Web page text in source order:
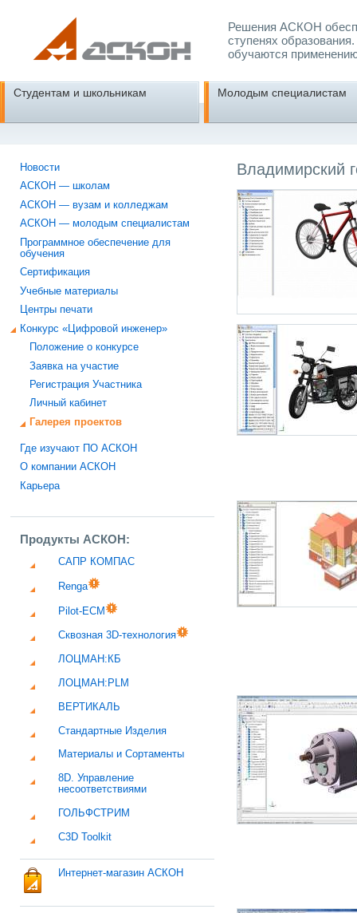
Решения АСКОН
ступенях
обучаются
Студентам и школьникам Молодым специалистам
Новости
АСКОН — школам
АСКОН — вузам и колледжам
АСКОН — молодым специалистам
Программное обеспечение для
обучения
Сертификация
Учебные материалы
Центры печати
Конкурс «Цифровой инженер»
Положение о конкурсе
Заявка на участие
Регистрация Участника
Личный кабинет
Галерея проектов
Где изучают ПО АСКОН
О компании АСКОН
Карьера
Продукты АСКОН:
САПР КОМПАС
Renga
Pilot-ECM
Сквозная 3D-технология
ЛОЦМАН:КБ
ЛОЦМАН:PLM
ВЕРТИКАЛЬ
Стандартные Изделия
Материалы и Сортаменты
8D. Управление
несоответствиями
ГОЛЬФСТРИМ
C3D Toolkit
Интернет-магазин АСКОН
Владимирский